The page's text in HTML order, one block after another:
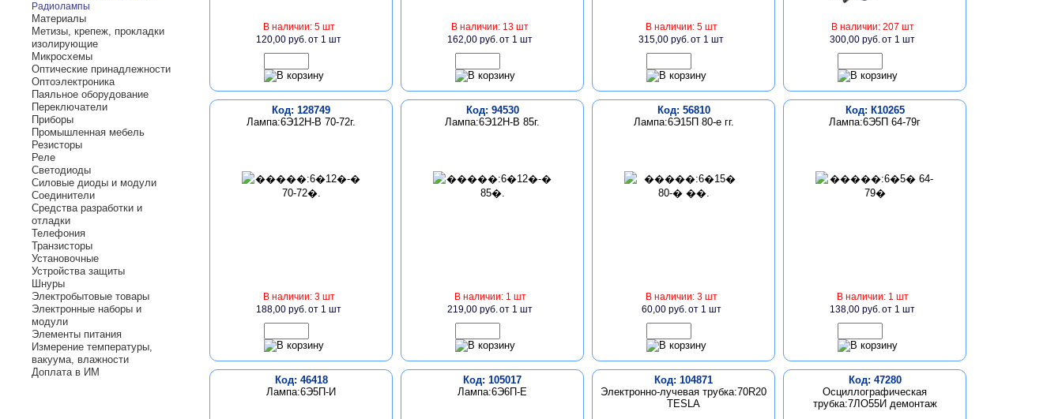
Радиолампы
Материалы
Метизы, крепеж, прокладки
изолирующие
Микросхемы
Оптические принадлежности
Оптоэлектроника
Паяльное оборудование
Переключатели
Приборы
Промышленная мебель
Резисторы
Реле
Светодиоды
Силовые диоды и модули
Соединители
Средства разработки и
отладки
Телефония
Транзисторы
Установочные
Устройства защиты
Шнуры
Электробытовые товары
Электронные наборы и
модули
Элементы питания
Измерение температуры,
вакуума, влажности
Доплата в ИМ
В наличии: 5 шт
120,00 руб.от 1 шт
В наличии: 13 шт
162,00 руб.от 1 шт
В наличии: 5 шт
315,00 руб.от 1 шт
В наличии: 207 шт
300,00 руб.от 1 шт
Код: 128749
Лампа:6Э12Н-В 70-72г.
В наличии: 3 шт
188,00 руб.от 1 шт
Код: 94530
Лампа:6Э12Н-В 85г.
В наличии: 1 шт
219,00 руб.от 1 шт
Код: 56810
Лампа:6Э15П 80-е гг.
В наличии: 3 шт
60,00 руб.от 1 шт
Код: К10265
Лампа:6Э5П 64-79г
В наличии: 1 шт
138,00 руб.от 1 шт
Код: 46418
Лампа:6Э5П-И
Код: 105017
Лампа:6Э6П-Е
Код: 104871
Электронно-лучевая трубка:70R20
TESLA
Код: 47280
Осциллографическая
трубка:7ЛО55И демонтаж